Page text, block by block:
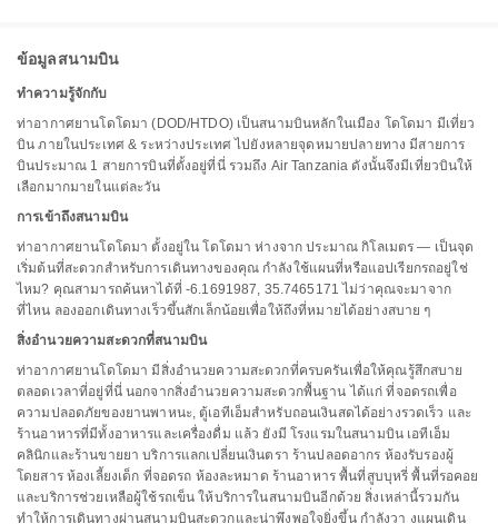
ข้อมูลสนามบิน
ทำความรู้จักกับ
ท่าอากาศยานโดโดมา (DOD/HTDO) เป็นสนามบินหลักในเมือง โดโดมา มีเที่ยว
บิน ภายในประเทศ & ระหว่างประเทศ ไปยังหลายจุดหมายปลายทาง มีสายการ
บินประมาณ 1 สายการบินที่ตั้งอยู่ที่นี่ รวมถึง Air Tanzania ดังนั้นจึงมีเที่ยวบินให้
เลือกมากมายในแต่ละวัน
การเข้าถึงสนามบิน
ท่าอากาศยานโดโดมา ตั้งอยู่ใน โดโดมา ห่างจาก ประมาณ กิโลเมตร — เป็นจุด
เริ่มต้นที่สะดวกสำหรับการเดินทางของคุณ กำลังใช้แผนที่หรือแอปเรียกรถอยู่ใช่
ไหม? คุณสามารถค้นหาได้ที่ -6.1691987, 35.7465171 ไม่ว่าคุณจะมาจาก
ที่ไหน ลองออกเดินทางเร็วขึ้นสักเล็กน้อยเพื่อให้ถึงที่หมายได้อย่างสบาย ๆ
สิ่งอำนวยความสะดวกที่สนามบิน
ท่าอากาศยานโดโดมา มีสิ่งอำนวยความสะดวกที่ครบครันเพื่อให้คุณรู้สึกสบาย
ตลอดเวลาที่อยู่ที่นี่ นอกจากสิ่งอำนวยความสะดวกพื้นฐาน ได้แก่ ที่จอดรถเพื่อ
ความปลอดภัยของยานพาหนะ, ตู้เอทีเอ็มสำหรับถอนเงินสดได้อย่างรวดเร็ว และ
ร้านอาหารที่มีทั้งอาหารและเครื่องดื่ม แล้ว ยังมี โรงแรมในสนามบิน เอทีเอ็ม
คลินิกและร้านขายยา บริการแลกเปลี่ยนเงินตรา ร้านปลอดอากร ห้องรับรองผู้
โดยสาร ห้องเลี้ยงเด็ก ที่จอดรถ ห้องละหมาด ร้านอาหาร พื้นที่สูบบุหรี่ พื้นที่รอคอย
และบริการช่วยเหลือผู้ใช้รถเข็น ให้บริการในสนามบินอีกด้วย สิ่งเหล่านี้รวมกัน
ทำให้การเดินทางผ่านสนามบินสะดวกและน่าพึงพอใจยิ่งขึ้น กำลังวา งแผนเดิน